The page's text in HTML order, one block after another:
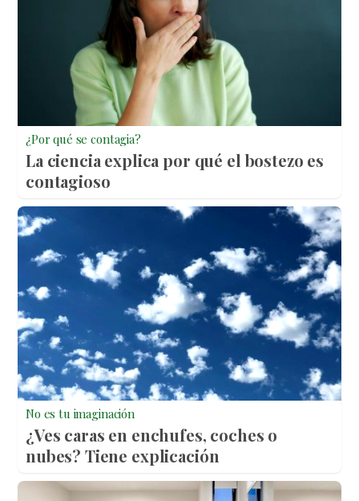
¿Por qué se contagia?
La ciencia explica por qué el bostezo es
contagioso
No es tu imaginación
¿Ves caras en enchufes, coches o
nubes? Tiene explicación